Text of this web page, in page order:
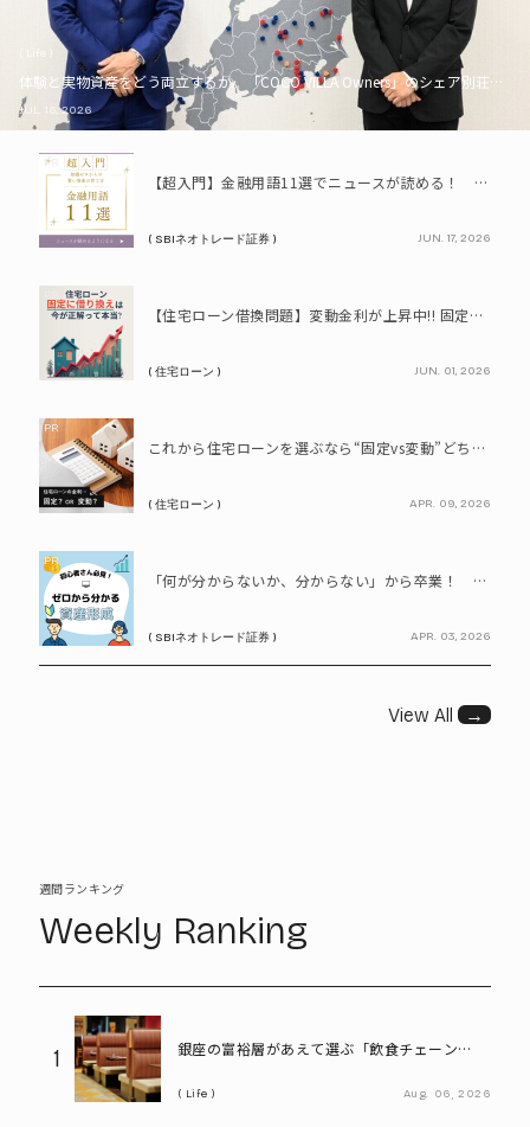
体験と実物資産をどう両立するか。「COCO VILLA Owners」のシェア別荘とい
JUL. 16, 2026
PR
【超入門】金融用語11選でニュースが読める！ 知識ゼロからの賢い資産の育て方
( SBIネオトレード証券 ) JUN. 17, 2026
【住宅ローン借換問題】変動金利が上昇中!! 固定に借り換えるなら今が正解って本当? シミュレーションで比較してみよう
( 住宅ローン ) JUN. 01, 2026
PR
これから住宅ローンを選ぶなら“固定vs変動”どちらが正解? 9割が利用したいと答えた「いま決めなくてもいい」ローンとは!?
( 住宅ローン ) APR. 09, 2026
PR
「何が分からないか、分からない」から卒業！ SBIネオトレード証券で学ぶ、はじめての資産形成
( SBIネオトレード証券 ) APR. 03, 2026
View All →
週間ランキング
Weekly Ranking
1
銀座の富裕層があえて選ぶ「飲食チェーン
Life Aug. 06, 2026